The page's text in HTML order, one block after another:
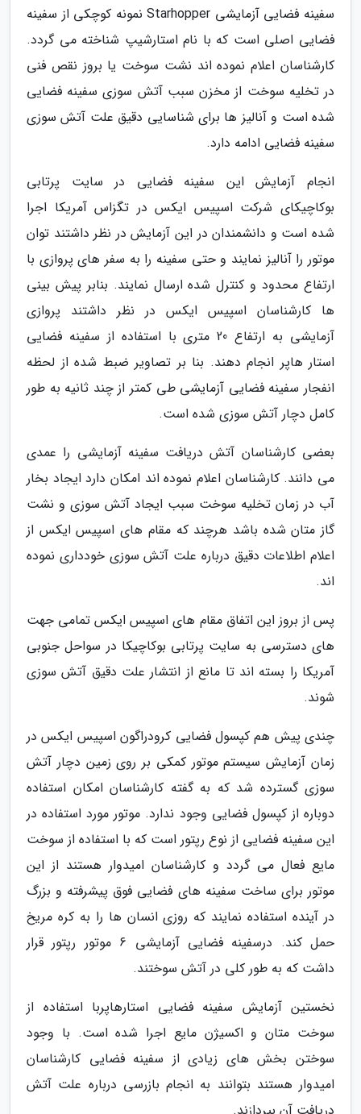
سفینه فضایی آزمایشی Starhopper نمونه کوچکی از سفینه
فضایی اصلی است که با نام استارشیپ شناخته می گردد.
کارشناسان اعلام نموده اند نشت سوخت یا بروز نقص فنی
در تخلیه سوخت از مخزن سبب آتش سوزی سفینه فضایی
شده است و آنالیز ها برای شناسایی دقیق علت آتش سوزی
سفینه فضایی ادامه دارد.
انجام آزمایش این سفینه فضایی در سایت پرتابی
بوکاچیکای شرکت اسپیس ایکس در تگزاس آمریکا اجرا
شده است و دانشمندان در این آزمایش در نظر داشتند توان
موتور را آنالیز نمایند و حتی سفینه را به سفر های پروازی با
ارتفاع محدود و کنترل شده ارسال نمایند. بنابر پیش بینی
ها کارشناسان اسپیس ایکس در نظر داشتند پروازی
آزمایشی به ارتفاع 20 متری با استفاده از سفینه فضایی
استار هاپر انجام دهند. بنا بر تصاویر ضبط شده از لحظه
انفجار سفینه فضایی آزمایشی طی کمتر از چند ثانیه به طور
کامل دچار آتش سوزی شده است.
بعضی کارشناسان آتش دریافت سفینه آزمایشی را عمدی
می دانند. کارشناسان اعلام نموده اند امکان دارد ایجاد بخار
آب در زمان تخلیه سوخت سبب ایجاد آتش سوزی و نشت
گاز متان شده باشد هرچند که مقام های اسپیس ایکس از
اعلام اطلاعات دقیق درباره علت آتش سوزی خودداری نموده
اند.
پس از بروز این اتفاق مقام های اسپیس ایکس تمامی جهت
های دسترسی به سایت پرتابی بوکاچیکا در سواحل جنوبی
آمریکا را بسته اند تا مانع از انتشار علت دقیق آتش سوزی
شوند.
چندی پیش هم کپسول فضایی کرودراگون اسپیس ایکس در
زمان آزمایش سیستم موتور کمکی بر روی زمین دچار آتش
سوزی گسترده شد که به گفته کارشناسان امکان استفاده
دوباره از کپسول فضایی وجود ندارد. موتور مورد استفاده در
این سفینه فضایی از نوع رپتور است که با استفاده از سوخت
مایع فعال می گردد و کارشناسان امیدوار هستند از این
موتور برای ساخت سفینه های فضایی فوق پیشرفته و بزرگ
در آینده استفاده نمایند که روزی انسان ها را به کره مریخ
حمل کند. درسفینه فضایی آزمایشی 6 موتور رپتور قرار
داشت که به طور کلی در آتش سوختند.
نخستین آزمایش سفینه فضایی استارهاپربا استفاده از
سوخت متان و اکسیژن مایع اجرا شده است. با وجود
سوختن بخش های زیادی از سفینه فضایی کارشناسان
امیدوار هستند بتوانند به انجام بازرسی درباره علت آتش